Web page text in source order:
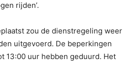
rijden’.
zou de dienstregeling weer
uitgevoerd. De beperkingen
13:00 uur hebben geduurd. Het